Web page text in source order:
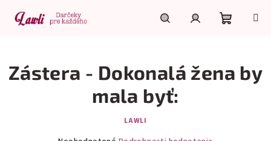
obsah
košík
Zástera - Dokonalá žena by
mala byť:
LAWLI